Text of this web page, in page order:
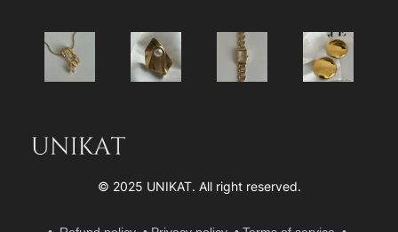
© 2025 UNIKAT. All right reserved.